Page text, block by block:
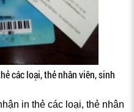
các loại, thẻ nhân viên, sinh
in thẻ các loại, thẻ nhân